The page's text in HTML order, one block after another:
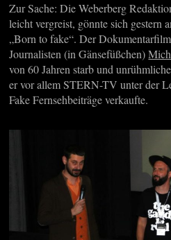
Zur Sache: Die Weberberg
leicht vergreist, gönnte sich gestern
„Born to fake“. Der
Journalisten (in Gänsefüßchen)
von 60 Jahren starb und
er vor allem STERN-TV unter der
Fake Fernsehbeiträge verkaufte.